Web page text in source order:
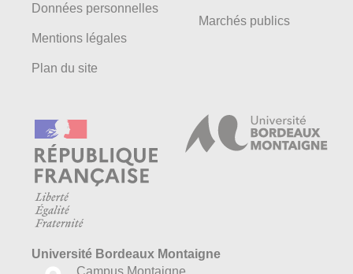
Données personnelles
Mentions légales
Plan du site
Marchés publics
Université Bordeaux Montaigne